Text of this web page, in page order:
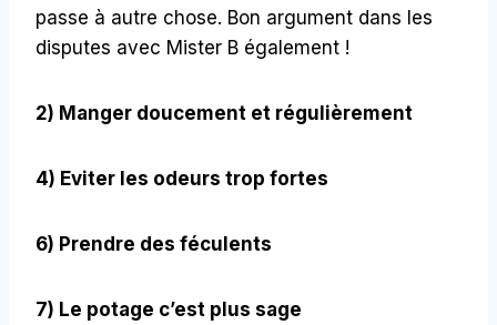
passe à autre chose. Bon argument dans les
disputes avec Mister B également !
2) Manger doucement et régulièrement
4) Eviter les odeurs trop fortes
6) Prendre des féculents
7) Le potage c’est plus sage